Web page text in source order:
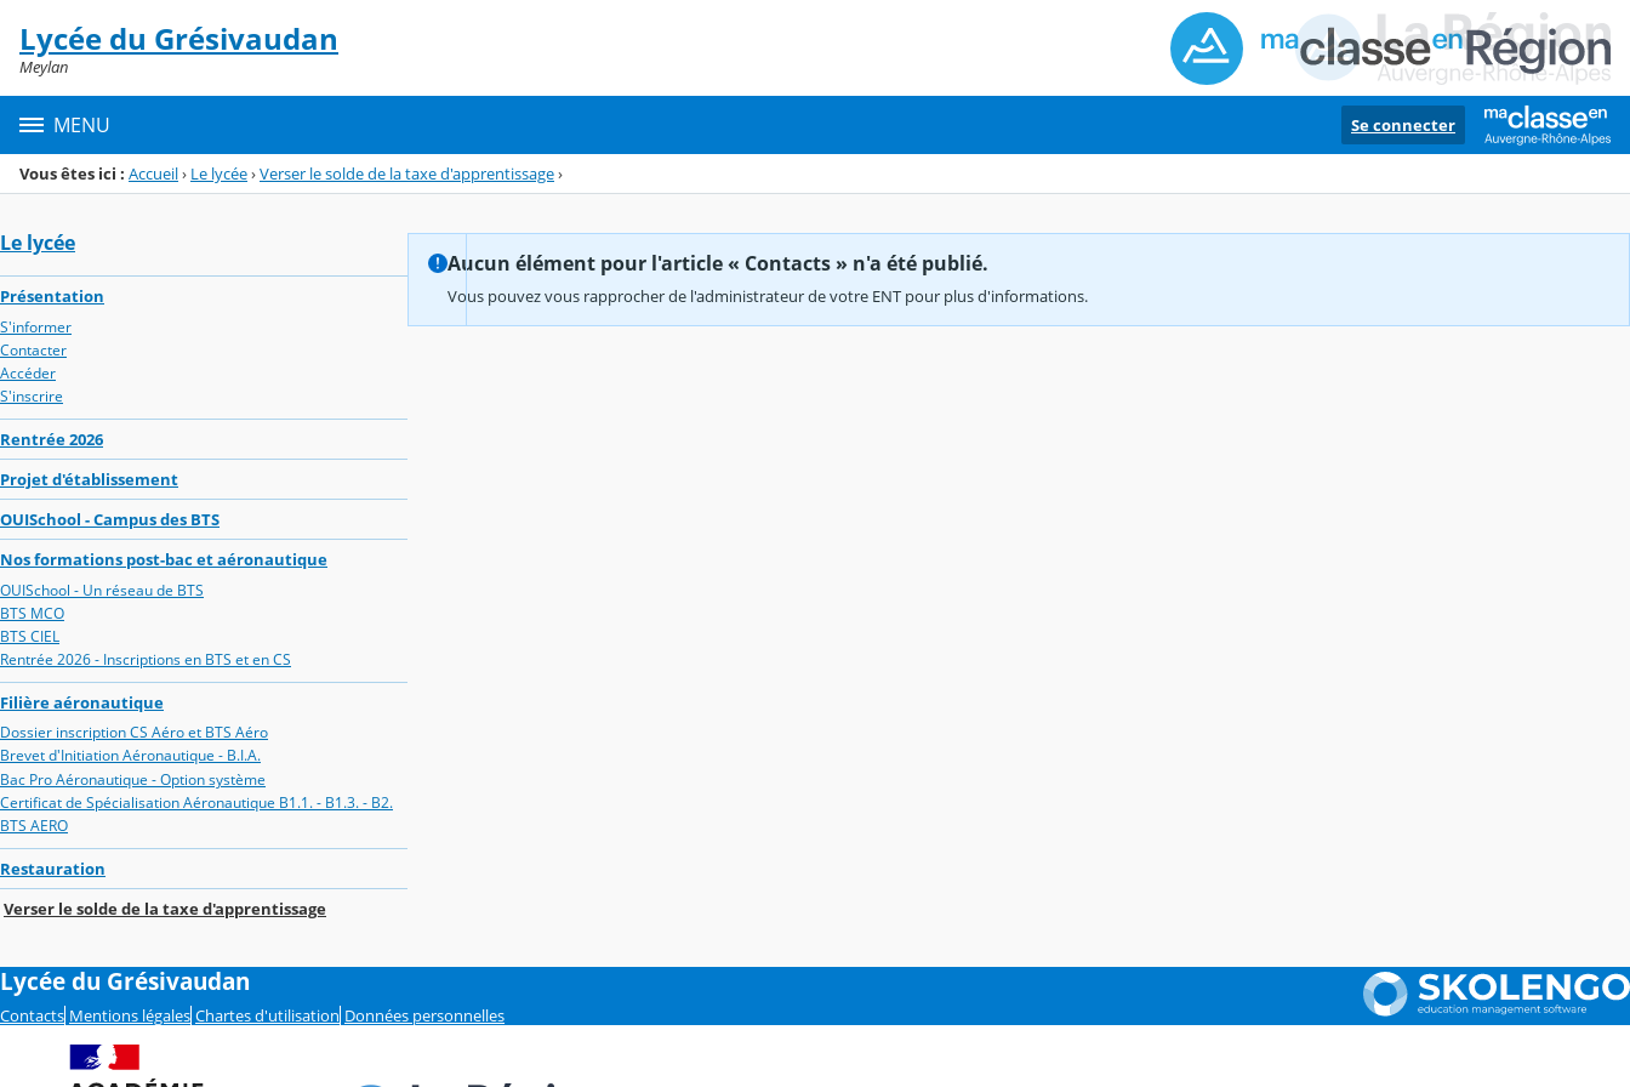
Menu de la rubrique
Contenu
Lycée du Grésivaudan
Meylan
MENU Se connecter
Vous êtes ici : Accueil› Le lycée›Verser le solde de la taxe d'apprentissage›
Le lycée
Présentation
S'informer
Contacter
Accéder
S'inscrire
Rentrée 2026
Projet d'établissement
OUISchool - Campus des BTS
Nos formations post-bac et aéronautique
OUISchool - Un réseau de BTS
BTS MCO
BTS CIEL
Rentrée 2026 - Inscriptions en BTS et en CS
Filière aéronautique
Dossier inscription CS Aéro et BTS Aéro
Brevet d'Initiation Aéronautique - B.I.A.
Bac Pro Aéronautique - Option système
Certificat de Spécialisation Aéronautique B1.1. - B1.3. - B2.
BTS AERO
Restauration
Verser le solde de la taxe d'apprentissage
Aucun élément pour l'article « Contacts » n'a été publié.
Vous pouvez vous rapprocher de l'administrateur de votre ENT pour plus d'informations.
Lycée du Grésivaudan
Contacts Mentions légales Chartes d'utilisation Données personnelles